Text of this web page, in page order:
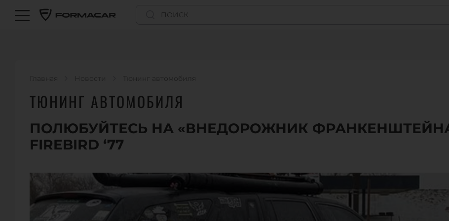
Главная Новости Тюнинг автомобиля
ТЮНИНГ АВТОМОБИЛЯ
ПОЛЮБУЙТЕСЬ НА «ВНЕДОРОЖНИК
FIREBIRD ‘77